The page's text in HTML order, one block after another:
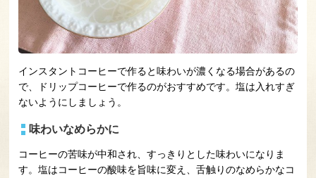
インスタントコーヒーで作ると味わいが濃くなる場合があるの
で、ドリップコーヒーで作るのがおすすめです。塩は入れすぎ
ないようにしましょう。
味わいなめらかに
コーヒーの苦味が中和され、すっきりとした味わいになりま
す。塩はコーヒーの酸味を旨味に変え、舌触りのなめらかなコ